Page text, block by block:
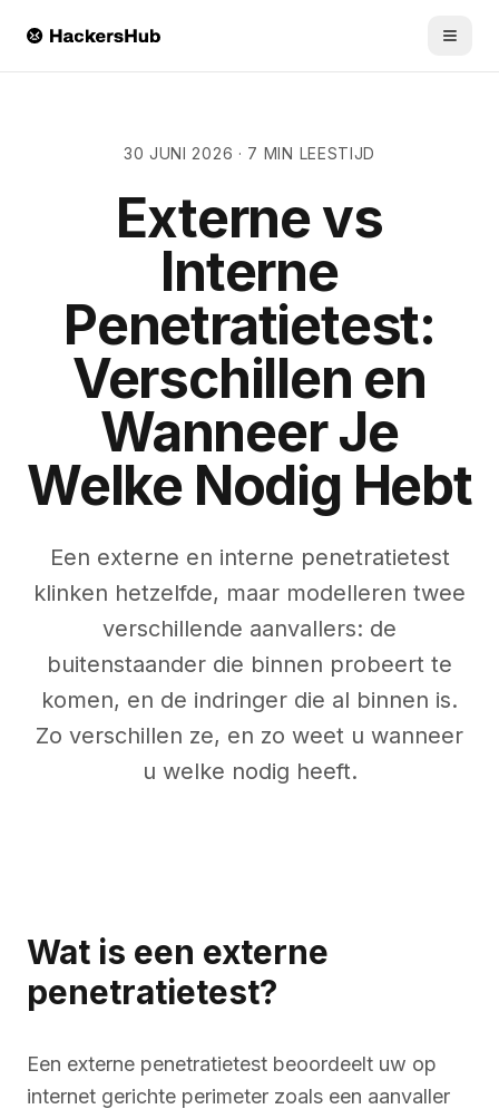
30 JUNI 2026 · 7 MIN LEESTIJD
Externe vs
Interne
Penetratietest:
Verschillen en
Wanneer Je
Welke Nodig Hebt
Een externe en interne penetratietest
klinken hetzelfde, maar modelleren twee
verschillende aanvallers: de
buitenstaander die binnen probeert te
komen, en de indringer die al binnen is.
Zo verschillen ze, en zo weet u wanneer
u welke nodig heeft.
Wat is een externe
penetratietest?
Een externe penetratietest beoordeelt uw op
internet gerichte perimeter zoals een aanvaller